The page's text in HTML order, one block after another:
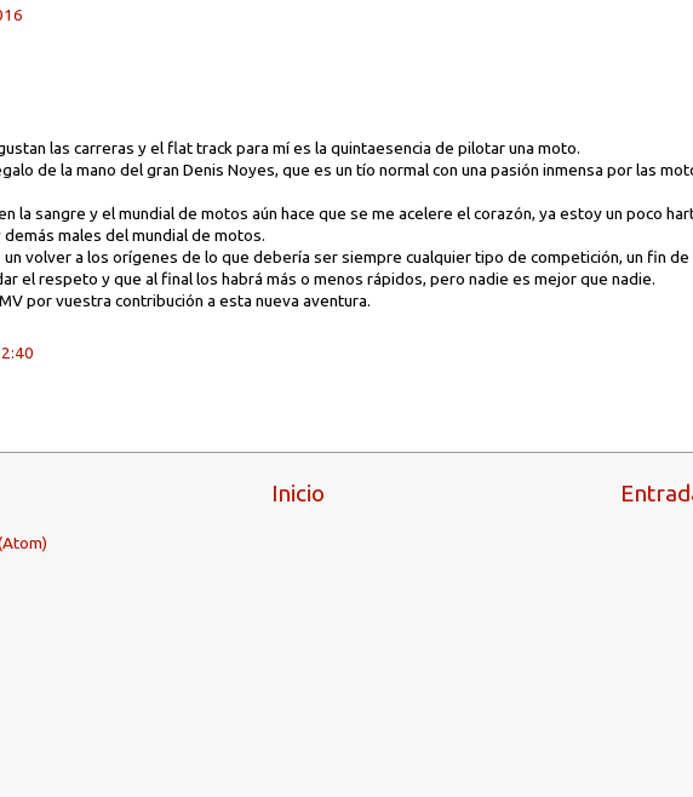
las carreras y el flat track para mí es la quintaesencia de pilotar una moto.
de la mano del gran Denis Noyes, que es un tío normal con una pasión inmensa por las
la sangre y el mundial de motos aún hace que se me acelere el corazón, ya estoy un poco
males del mundial de motos.
un volver a los orígenes de lo que debería ser siempre cualquier tipo de competición, un fin de
el respeto y que al final los habrá más o menos rápidos, pero nadie es mejor que nadie.
por vuestra contribución a esta nueva aventura.
Inicio